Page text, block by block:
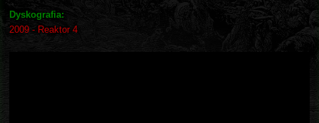
Dyskografia:
2009 - Reaktor 4